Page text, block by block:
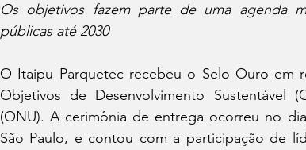
Os objetivos fazem parte de uma agenda
públicas até 2030
O Itaipu Parquetec recebeu o Selo Ouro em
Objetivos de Desenvolvimento Sustentável
(ONU). A cerimônia de entrega ocorreu no
São Paulo, e contou com a participação de